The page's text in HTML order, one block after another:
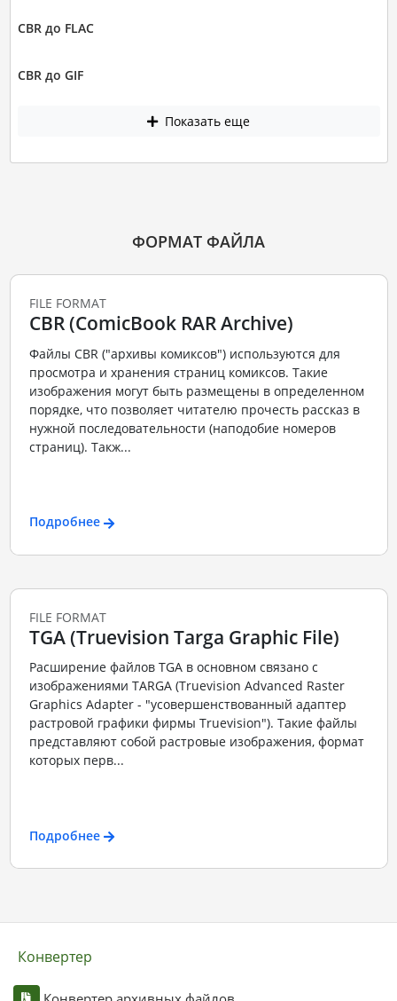
CBR до FLAC
CBR до GIF
Показать еще
ФОРМАТ ФАЙЛА
FILE FORMAT
CBR (ComicBook RAR Archive)
Файлы CBR ("архивы комиксов") используются для
просмотра и хранения страниц комиксов. Такие
изображения могут быть размещены в определенном
порядке, что позволяет читателю прочесть рассказ в
нужной последовательности (наподобие номеров
страниц). Такж...
Подробнее
FILE FORMAT
TGA (Truevision Targa Graphic File)
Расширение файлов TGA в основном связано с
изображениями TARGA (Truevision Advanced Raster
Graphics Adapter - "усовершенствованный адаптер
растровой графики фирмы Truevision"). Такие файлы
представляют собой растровые изображения, формат
которых перв...
Подробнее
Конвертер